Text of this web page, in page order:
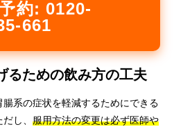
約: 0120-
661
るための飲み方の工夫
系の症状を軽減するためにできる
し、 服用方法の変更は必ず医師や